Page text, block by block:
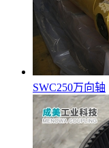
SWC250万向轴